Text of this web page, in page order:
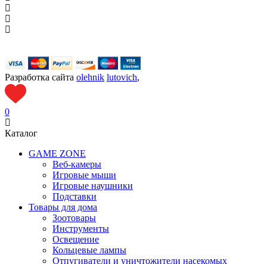
Разработка сайта olehnik lutovich,
0
Каталог
GAME ZONE
Веб-камеры
Игровые мыши
Игровые наушники
Подставки
Товары для дома
Зоотовары
Инструменты
Освещение
Кольцевые лампы
Отпугиватели и уничтожители насекомых